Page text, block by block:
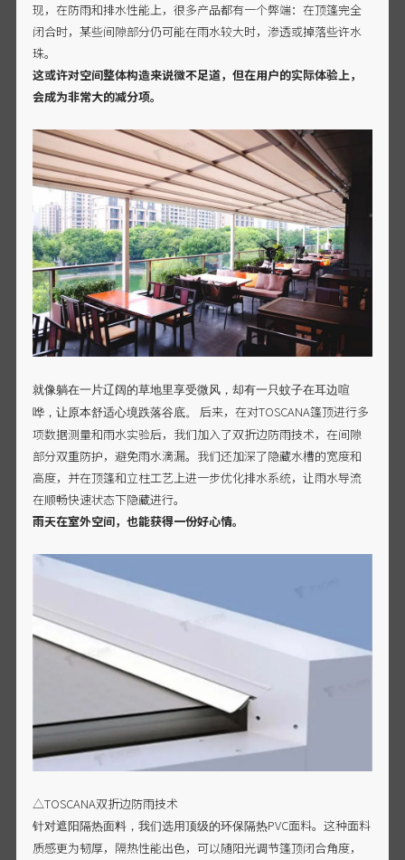
现，在防雨和排水性能上，很多产品都有一个弊端：在顶篷完全
闭合时，某些间隙部分仍可能在雨水较大时，渗透或掉落些许水
珠。
这或许对空间整体构造来说微不足道，但在用户的实际体验上，
会成为非常大的减分项。
就像躺在一片辽阔的草地里享受微风，却有一只蚊子在耳边喧
哗，让原本舒适心境跌落谷底。
后来，在对TOSCANA篷顶进行多
项数据测量和雨水实验后，我们加入了双折边防雨技术，在间隙
部分双重防护，避免雨水滴漏。我们还加深了隐藏水槽的宽度和
高度，并在顶篷和立柱工艺上进一步优化排水系统，让雨水导流
在顺畅快速状态下隐藏进行。
雨天在室外空间，也能获得一份好心情。
△TOSCANA双折边防雨技术
针对遮阳隔热面料，我们选用顶级的环保隔热PVC面料。这种面料
质感更为韧厚，隔热性能出色，可以随阳光调节篷顶闭合角度，